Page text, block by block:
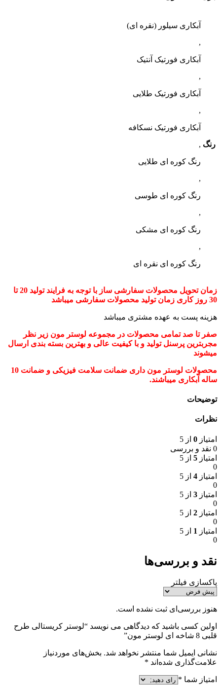
رنگ
آبکاری سیلور (نقره ای)
,
آبکاری فورتیک آنتیک
,
آبکاری فورتیک طلایی
,
آبکاری فورتیک نسکافه
,
رنگ کوره ای طلایی
,
رنگ کوره ای طوسی
,
رنگ کوره ای مشکی
,
رنگ کوره ای نقره ای
زمان تحویل محصولات سفارشی ساز با توجه به فرایند تولید 20 تا
30 روز کاری زمان تولید محصولات سفارشی میباشد
هزینه پست به عهده مشتری میباشد
صفر تا صد تمامی محصولات در مجموعه لوستر مون زیر نظر
مجربترین پرسنل تولید و با کیفیت عالی و بهترین بسته بندی ارسال
میشوند
محصولات لوستر مون داری ضمانت سلامت فیزیکی و ضمانت 10
ساله آبکاری میباشند.
توضیحات
نظرات
امتیاز 0 از 5
0 نقد و بررسی
امتیاز 5 از 5
0
امتیاز 4 از 5
0
امتیاز 3 از 5
0
امتیاز 2 از 5
0
امتیاز 1 از 5
0
نقد و بررسی‌ها
پاکسازی فیلتر
هنوز بررسی‌ای ثبت نشده است.
اولین کسی باشید که دیدگاهی می نویسد “لوستر کریستالی طرح
قلبی 8 شاخه ای لوستر مون”
نشانی ایمیل شما منتشر نخواهد شد. بخش‌های موردنیاز
علامت‌گذاری شده‌اند *
امتیاز شما *